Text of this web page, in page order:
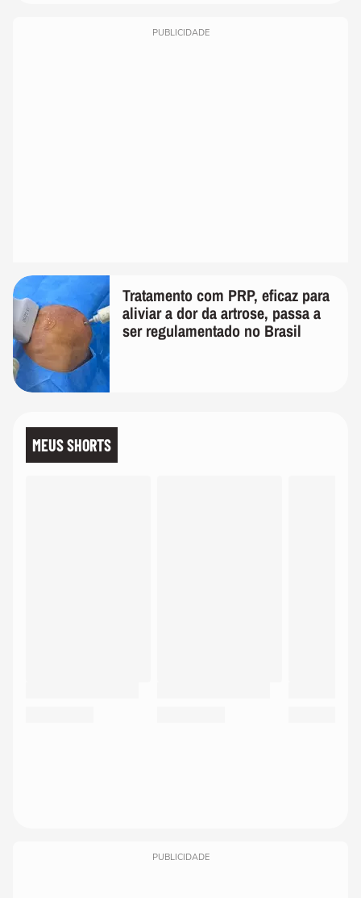
PUBLICIDADE
Tratamento com PRP, eficaz para
aliviar a dor da artrose, passa a
ser regulamentado no Brasil
MEUS SHORTS
PUBLICIDADE